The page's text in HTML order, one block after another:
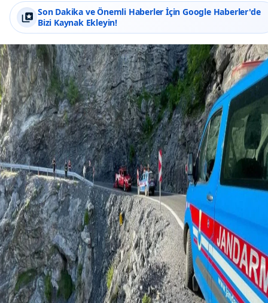
Son Dakika ve Önemli Haberler İçin Google Haberler'de
Bizi Kaynak Ekleyin!